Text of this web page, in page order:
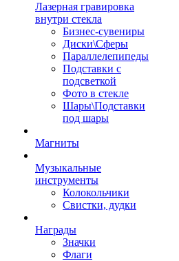
Лазерная гравировка
внутри стекла
Бизнес-сувениры
Диски\Сферы
Параллелепипеды
Подставки с
подсветкой
Фото в стекле
Шары\Подставки
под шары
Магниты
Музыкальные
инструменты
Колокольчики
Свистки, дудки
Награды
Значки
Флаги